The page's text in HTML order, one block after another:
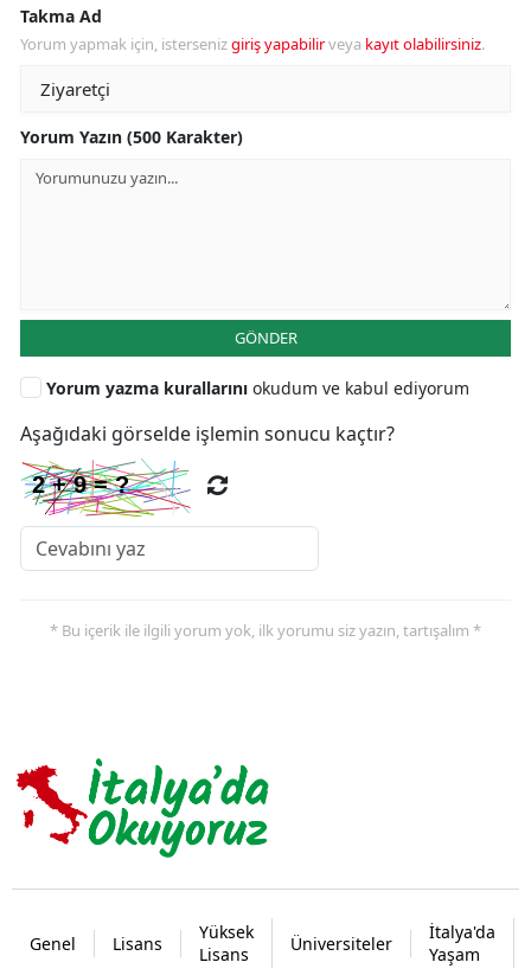
Takma Ad
Yorum yapmak için, istersenizgiriş yapabilirveya kayıt olabilirsiniz.
Yorum Yazın (500 Karakter)
GÖNDER
Yorum yazma kurallarını okudum ve kabul ediyorum
Aşağıdaki görselde işlemin sonucu kaçtır?
* Bu içerik ile ilgili yorum yok, ilk yorumu siz yazın, tartışalım *
Genel Lisans
Yüksek
Lisans
Üniversiteler
İtalya'da
Yaşam